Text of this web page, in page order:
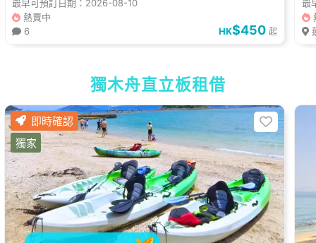
最早可預訂日期：2026-08-10
熱賣中
6
HK$450 起
最
獨木舟直立板租借
即時確認
獨家